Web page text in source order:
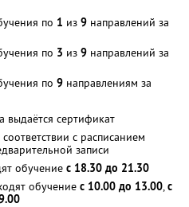
по 1 из 9 направлений за
по 3 из 9 направлений за
по 9 направлениям за
выдаётся сертификат
с расписанием
записи
обучение с 18.30 до 21.30
обучение с 10.00 до 13.00,с